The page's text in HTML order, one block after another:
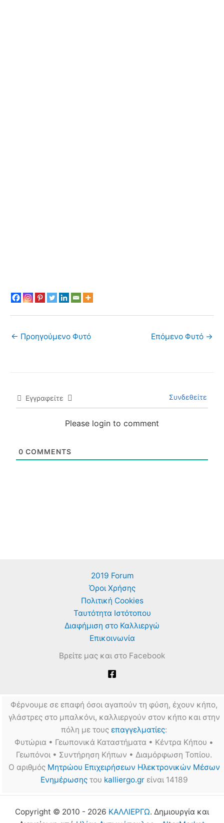
← Προηγούμενο Φυτό Επόμενο Φυτό →
Εγγραφείτε Συνδεθείτε
Please login to comment
0 COMMENTS
2019 Forum
Όροι Χρήσης
Πολιτική Cookies
Ταυτότητα Ιστότοπου
Διαφήμιση στο Καλλιεργώ
Επικοινωνία
Βρείτε μας και στο Facebook
Φέρνουμε σε επαφή όσοι αγαπούν τη φύση, έχουν κήπο,
γλάστρες στο μπαλκόνι, καλλιεργούν στον κήπο και στην
πόλη με τους επαγγελματίες:
Φυτώρια • Γεωπονικά Καταστήματα • Κέντρα Κήπου •
Γεωπόνοι • Συντήρηση Κήπων • Διαμόρφωση Τοπίου.
Ο αριθμός Μητρώου Επιχειρήσεων Ηλεκτρονικών Μέσων
Ενημέρωσηςτου kalliergo.grείναι 14189
Copyright © 2010 - 2026 ΚΑΛΛΙΕΡΓΩ. Δημιουργία και